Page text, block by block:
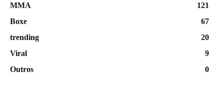
MMA
121
Boxe
67
trending
20
Viral
9
Outros
0